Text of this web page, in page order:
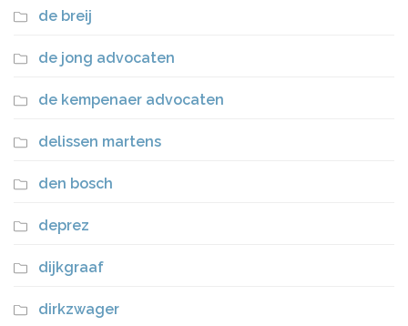
de breij
de jong advocaten
de kempenaer advocaten
delissen martens
den bosch
deprez
dijkgraaf
dirkzwager